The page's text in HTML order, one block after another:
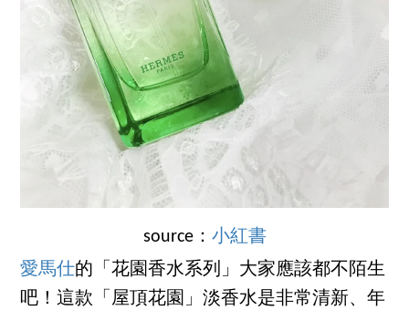
source： 小紅書
愛馬仕的「花園香水系列」大家應該都不陌生
吧！這款「屋頂花園」淡香水是非常清新、年